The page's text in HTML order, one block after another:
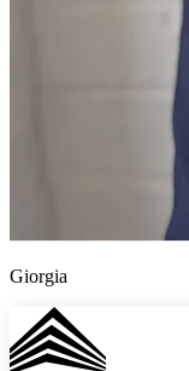
Giorgia